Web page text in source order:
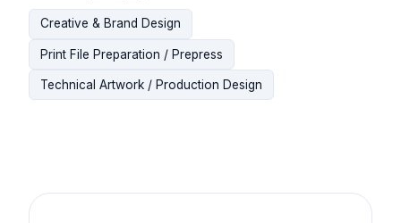
Creative & Brand Design
Print File Preparation / Prepress
Technical Artwork / Production Design